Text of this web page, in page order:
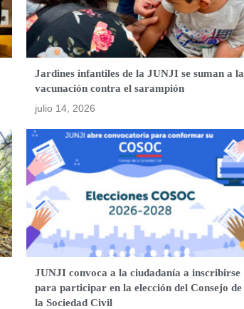
Jardines infantiles de la JUNJI se suman a la
vacunación contra el sarampión
julio 14, 2026
JUNJI convoca a la ciudadanía a inscribirse
para participar en la elección del Consejo de
la Sociedad Civil